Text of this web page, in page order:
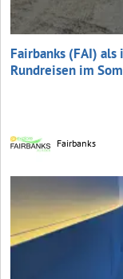
Fairbanks (FAI)
Rundreisen im
Fairbanks